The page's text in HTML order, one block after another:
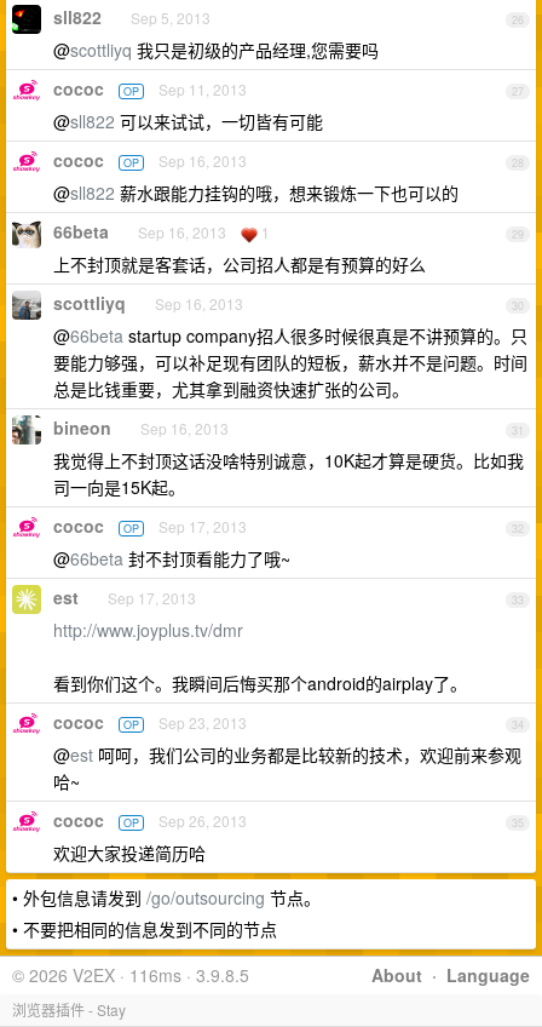
26
sll822 Sep 5, 2013
@scottliyq 我只是初级的产品经理,您需要吗
27
cococ OP Sep 11, 2013
@sll822 可以来试试，一切皆有可能
28
cococ OP Sep 16, 2013
@sll822 薪水跟能力挂钩的哦，想来锻炼一下也可以的
29
66beta Sep 16, 2013 1
上不封顶就是客套话，公司招人都是有预算的好么
30
scottliyq Sep 16, 2013
@66beta startup company招人很多时候很真是不讲预算的。只
要能力够强，可以补足现有团队的短板，薪水并不是问题。时间
总是比钱重要，尤其拿到融资快速扩张的公司。
31
bineon Sep 16, 2013
我觉得上不封顶这话没啥特别诚意，10K起才算是硬货。比如我
司一向是15K起。
32
cococ OP Sep 17, 2013
@66beta 封不封顶看能力了哦~
33
est Sep 17, 2013
http://www.joyplus.tv/dmr
看到你们这个。我瞬间后悔买那个android的airplay了。
34
cococ OP Sep 23, 2013
@est 呵呵，我们公司的业务都是比较新的技术，欢迎前来参观
哈~
35
cococ OP Sep 26, 2013
欢迎大家投递简历哈
• 外包信息请发到 /go/outsourcing 节点。
• 不要把相同的信息发到不同的节点
About · Language
© 2026 V2EX · 116ms · 3.9.8.5
浏览器插件 - Stay